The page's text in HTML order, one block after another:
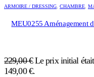
ARMOIRE / DRESSING, CHAMBRE,
MEU0255 Aménagement
229,00€ Le prix initial
149,00 €.